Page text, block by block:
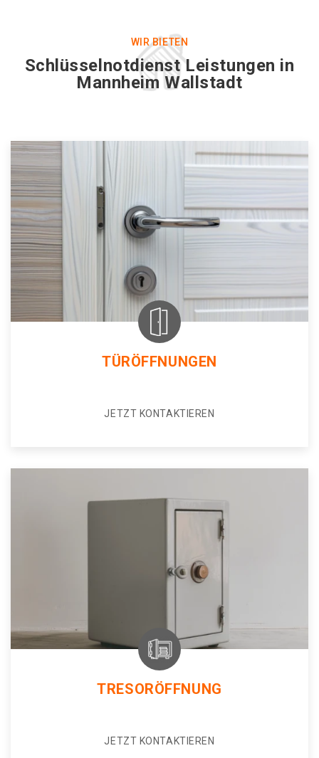
WIR BIETEN
Schlüsselnotdienst Leistungen in
Mannheim Wallstadt
TÜRÖFFNUNGEN
JETZT KONTAKTIEREN
TRESORÖFFNUNG
JETZT KONTAKTIEREN